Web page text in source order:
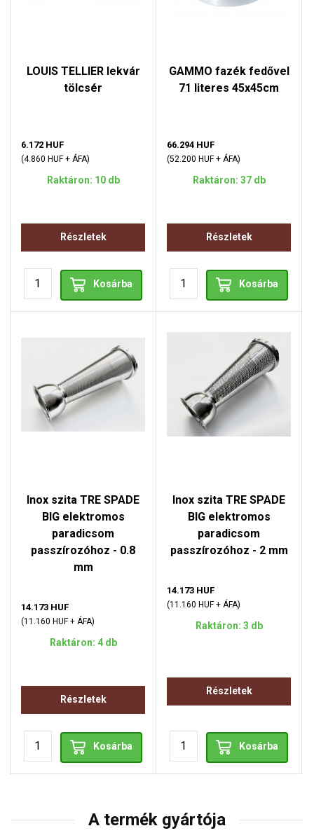
LOUIS TELLIER lekvár
tölcsér
6.172 HUF
(4.860 HUF + ÁFA)
Raktáron: 10 db
Részletek
Kosárba
GAMMO fazék fedővel
71 literes 45x45cm
66.294 HUF
(52.200 HUF + ÁFA)
Raktáron: 37 db
Részletek
Kosárba
Inox szita TRE SPADE
BIG elektromos
paradicsom
passzírozóhoz - 0.8
mm
14.173 HUF
(11.160 HUF + ÁFA)
Raktáron: 4 db
Részletek
Kosárba
Inox szita TRE SPADE
BIG elektromos
paradicsom
passzírozóhoz - 2 mm
14.173 HUF
(11.160 HUF + ÁFA)
Raktáron: 3 db
Részletek
Kosárba
A termék gyártója